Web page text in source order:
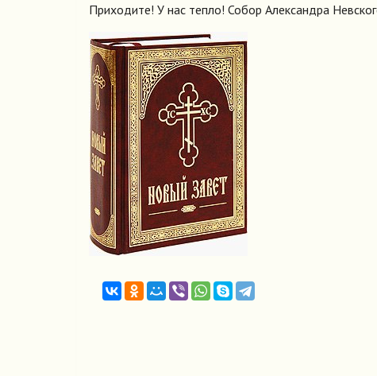
Приходите! У нас тепло! Собор Александра